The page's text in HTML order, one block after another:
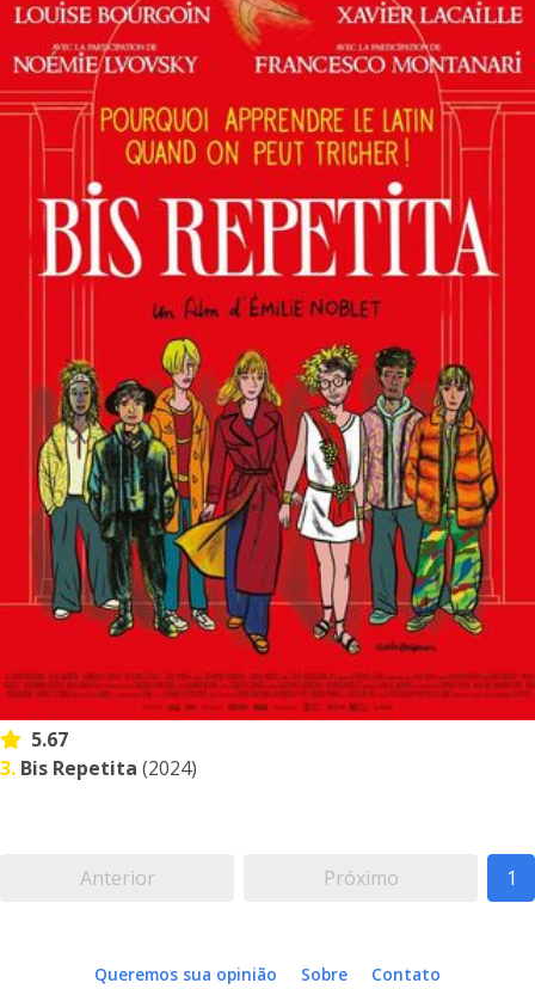
5.67
3. Bis Repetita (2024)
Anterior Próximo 1
Queremos sua opinião Sobre Contato